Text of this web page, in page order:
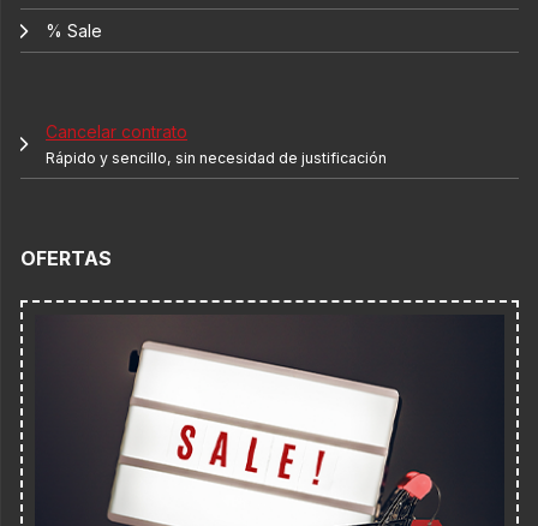
% Sale
Cancelar contrato
Rápido y sencillo, sin necesidad de justificación
OFERTAS